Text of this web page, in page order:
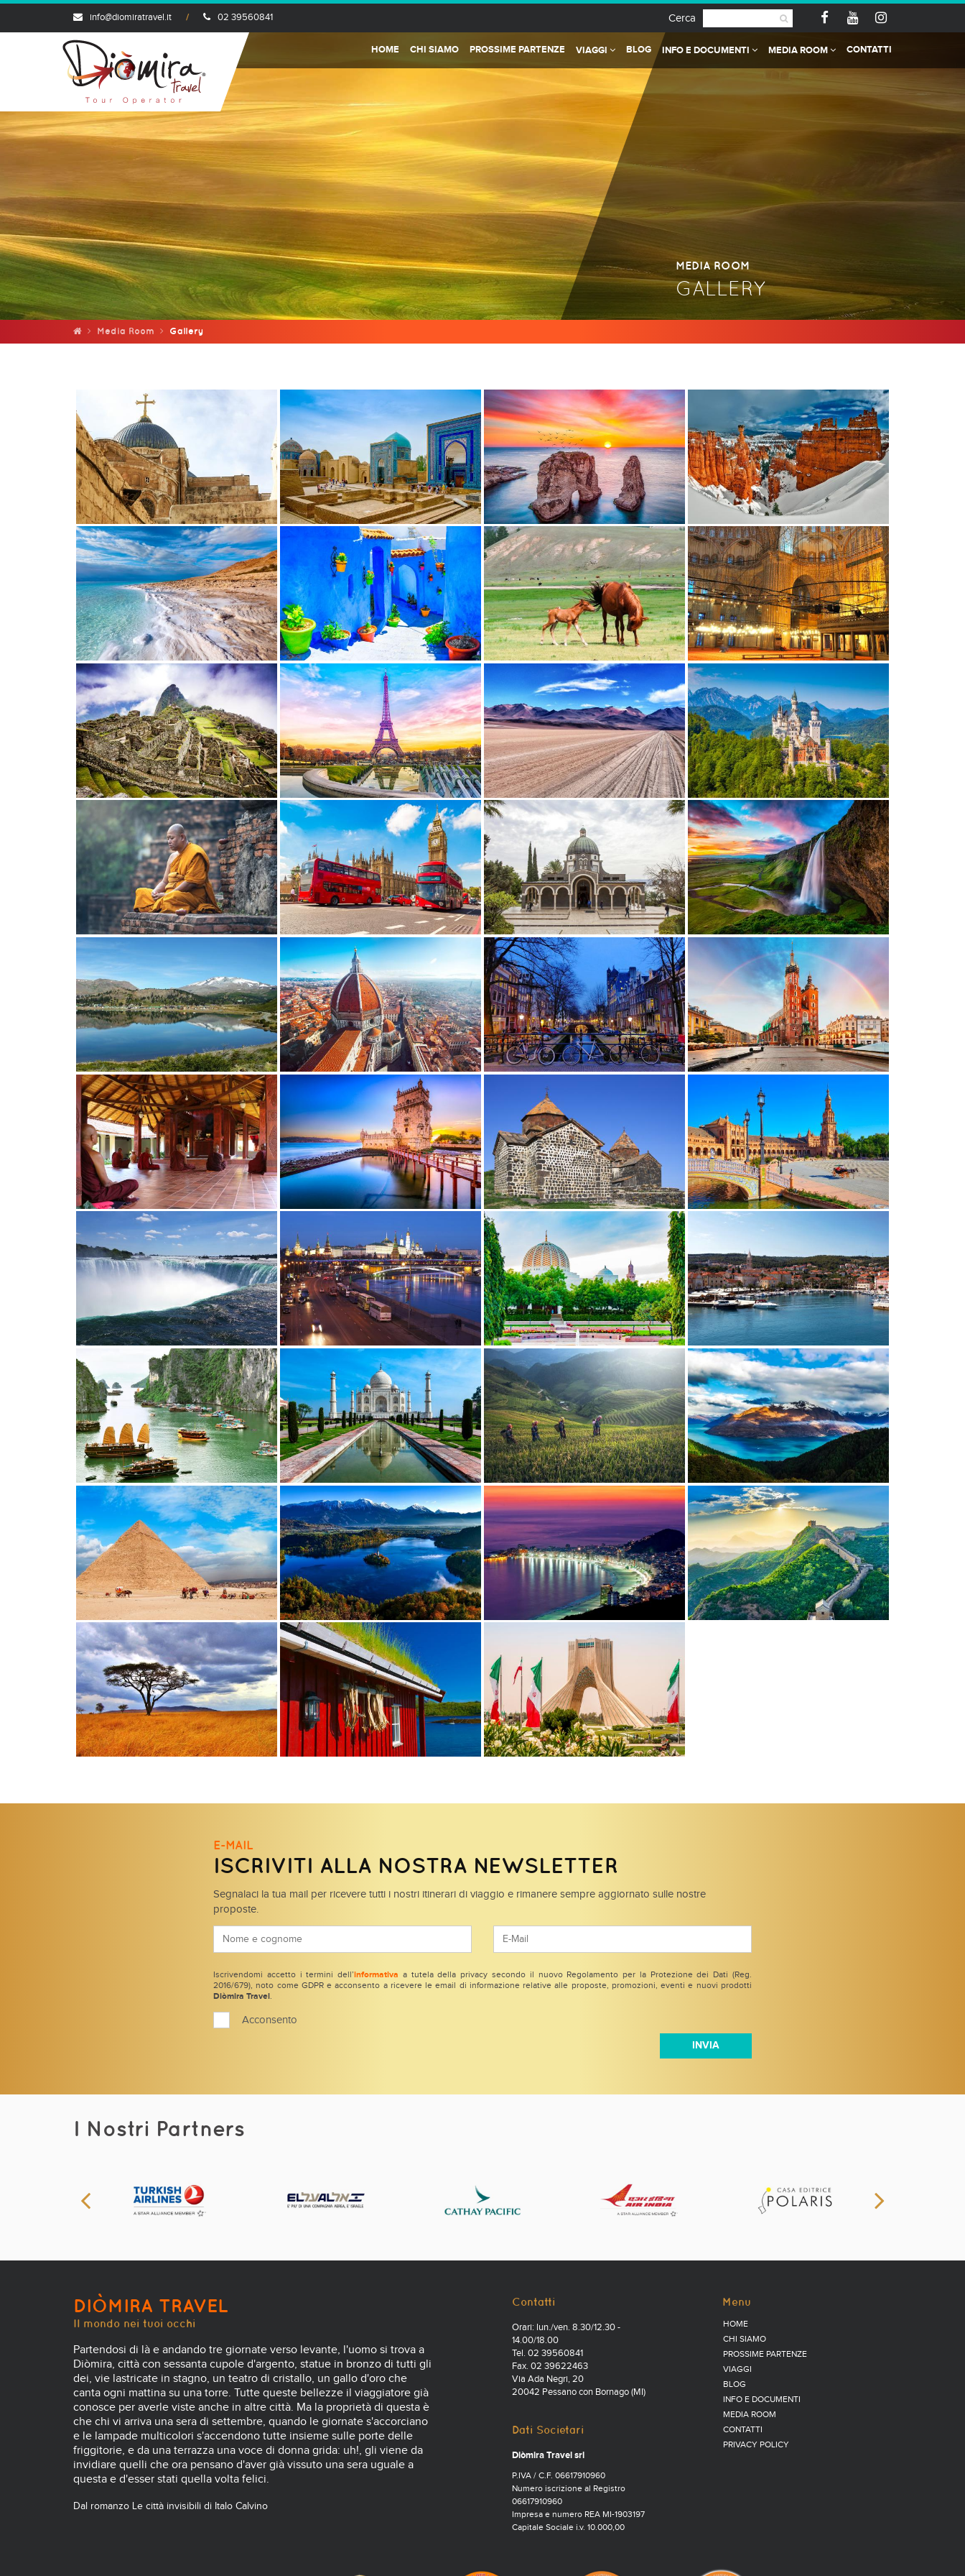
info@diomiratravel.it 02 39560841 Cerca
HOME CHI SIAMO PROSSIME PARTENZE VIAGGI BLOG INFO E DOCUMENTI MEDIA ROOM CONTATTI
MEDIA ROOM
GALLERY
Media Room Gallery
E-MAIL
ISCRIVITI ALLA NOSTRA NEWSLETTER
Segnalaci la tua mail per ricevere tutti i nostri itinerari di viaggio e rimanere sempre aggiornato sulle nostre
proposte.
Iscrivendomi accetto i termini dell’ informativa a tutela della privacy secondo il nuovo Regolamento per la Protezione dei Dati (Reg.
2016/679), noto come GDPR e acconsento a ricevere le email di informazione relative alle proposte, promozioni, eventi e nuovi prodotti
Diòmira Travel .
Acconsento
I Nostri Partners
DIÒMIRA TRAVEL
Il mondo nei tuoi occhi
Partendosi di là e andando tre giornate verso levante, l'uomo si trova a
Diòmira, città con sessanta cupole d'argento, statue in bronzo di tutti gli
dei, vie lastricate in stagno, un teatro di cristallo, un gallo d'oro che
canta ogni mattina su una torre. Tutte queste bellezze il viaggiatore già
conosce per averle viste anche in altre città. Ma la proprietà di questa è
che chi vi arriva una sera di settembre, quando le giornate s'accorciano
e le lampade multicolori s'accendono tutte insieme sulle porte delle
friggitorie, e da una terrazza una voce di donna grida: uh!, gli viene da
invidiare quelli che ora pensano d'aver già vissuto una sera uguale a
questa e d'esser stati quella volta felici.
Dal romanzo Le città invisibili di Italo Calvino
Contatti
Orari: lun./ven. 8.30/12.30 -
14.00/18.00
Tel. 02 39560841
Fax. 02 39622463
Via Ada Negri, 20
20042 Pessano con Bornago (MI)
Dati Societari
Diòmira Travel srl
P.IVA / C.F. 06617910960
Numero iscrizione al Registro
06617910960
Impresa e numero REA MI-1903197
Capitale Sociale i.v. 10.000,00
Menu
HOME
CHI SIAMO
PROSSIME PARTENZE
VIAGGI
BLOG
INFO E DOCUMENTI
MEDIA ROOM
CONTATTI
PRIVACY POLICY